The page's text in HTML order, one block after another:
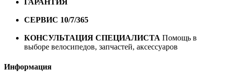
ГАРАНТИЯ
СЕРВИС 10/7/365
КОНСУЛЬТАЦИЯ СПЕЦИАЛИСТА Помощь в
выборе велосипедов, запчастей, аксессуаров
Информация